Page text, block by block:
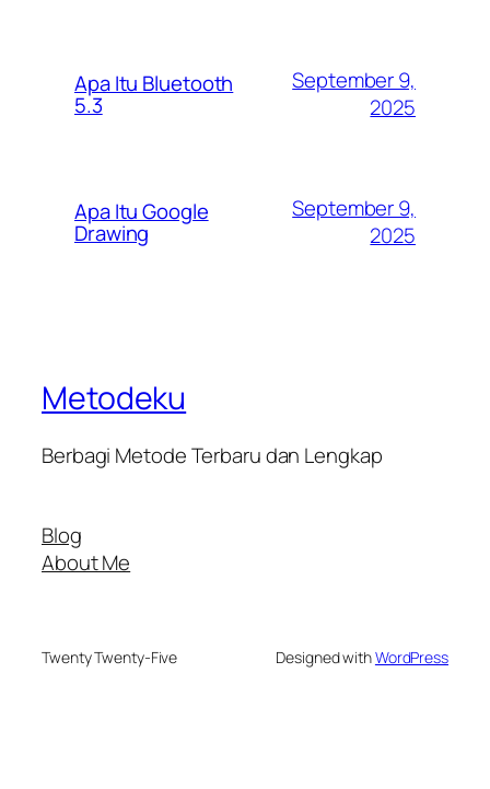
Apa Itu Bluetooth
5.3
September 9,
2025
Apa Itu Google
Drawing
September 9,
2025
Metodeku
Berbagi Metode Terbaru dan Lengkap
Blog
About Me
Twenty Twenty-Five Designed withWordPress